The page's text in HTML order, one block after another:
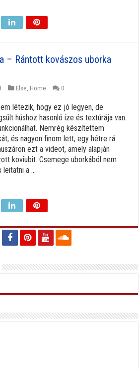
– Rántott kovászos uborka
Else Home 0
létezik, hogy ez jó legyen, de
húshoz hasonló íze és textúrája van.
Nemrég készítettem
és nagyon finom lett, egy hétre rá
ezt a videot, amely alapján
koviubit. Csemege uborkából nem
a ...